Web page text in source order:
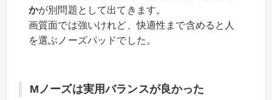
かが別問題として出てきます。
画質面では強いけれど、快適性まで含めると人
を選ぶノーズパッドでした。
Mノーズは実用バランスが良かった